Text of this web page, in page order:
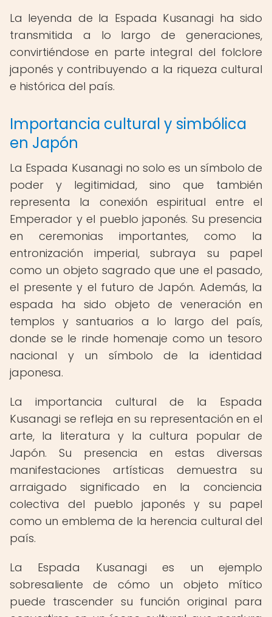
La leyenda de la Espada Kusanagi ha sido
transmitida a lo largo de generaciones,
convirtiéndose en parte integral del folclore
japonés y contribuyendo a la riqueza cultural
e histórica del país.
Importancia cultural y simbólica
en Japón
La Espada Kusanagi no solo es un símbolo de
poder y legitimidad, sino que también
representa la conexión espiritual entre el
Emperador y el pueblo japonés. Su presencia
en ceremonias importantes, como la
entronización imperial, subraya su papel
como un objeto sagrado que une el pasado,
el presente y el futuro de Japón. Además, la
espada ha sido objeto de veneración en
templos y santuarios a lo largo del país,
donde se le rinde homenaje como un tesoro
nacional y un símbolo de la identidad
japonesa.
La importancia cultural de la Espada
Kusanagi se refleja en su representación en el
arte, la literatura y la cultura popular de
Japón. Su presencia en estas diversas
manifestaciones artísticas demuestra su
arraigado significado en la conciencia
colectiva del pueblo japonés y su papel
como un emblema de la herencia cultural del
país.
La Espada Kusanagi es un ejemplo
sobresaliente de cómo un objeto mítico
puede trascender su función original para